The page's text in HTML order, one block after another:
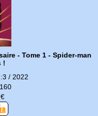
- Tome 1 - Spider-man
!
/ 2022